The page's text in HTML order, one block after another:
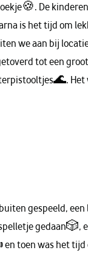
De
is het tijd om
we aan bij
tot een
Het
gespeeld,
gedaan🎲,
toen was het tijd